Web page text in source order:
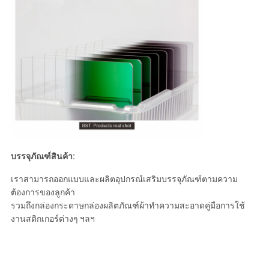
บรรจุภัณฑ์สินค้า:
เราสามารถออกแบบและผลิตอุปกรณ์เสริมบรรจุภัณฑ์ตามความ
ต้องการของลูกค้า
รวมถึงกล่องกระดาษกล่องผลิตภัณฑ์ผ้าทำความสะอาดคู่มือการใช้
งานสติกเกอร์ต่างๆ ฯลฯ